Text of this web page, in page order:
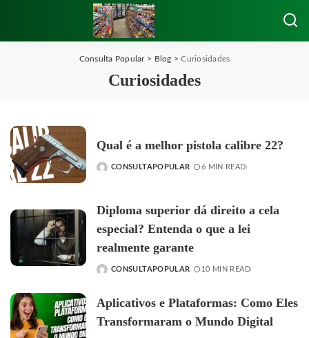
Consulta Popular> Blog >Curiosidades
Curiosidades
Qual é a melhor pistola calibre 22?
POSTED
CONSULTAPOPULAR 6 MIN READ
Diploma superior dá direito a cela
especial? Entenda o que a lei
realmente garante
POSTED
CONSULTAPOPULAR 10 MIN READ
Aplicativos e Plataformas: Como Eles
Transformaram o Mundo Digital